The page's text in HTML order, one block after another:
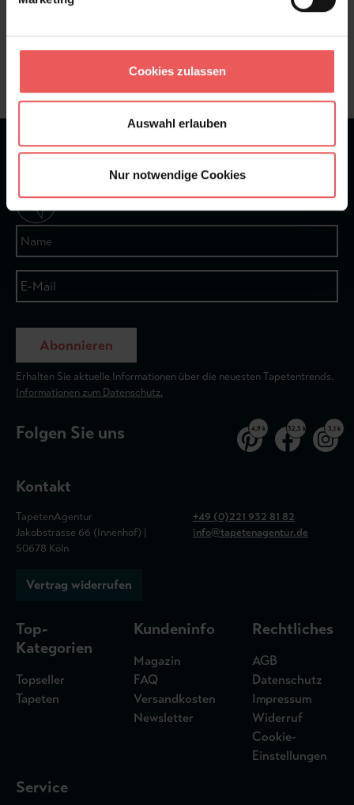
Cookies zulassen
Auswahl erlauben
Nur notwendige Cookies
+49 (0)221 932 81 82
★★★★★Bei 1245 Bewertungen
Newsletter
Abonnieren
Erhalten Sie aktuelle Informationen über die neuesten Tapetentrends.
Informationen zum Datenschutz.
Folgen Sie uns 4,9 k 32,5 k 3,1 k
Kontakt
TapetenAgentur
Jakobstrasse 66 (Innenhof) |
50678 Köln
+49 (0)221 932 81 82
info@tapetenagentur.de
Vertrag widerrufen
Top-
Kategorien
Topseller
Tapeten
Kundeninfo
Magazin
FAQ
Versandkosten
Newsletter
Rechtliches
AGB
Datenschutz
Impressum
Widerruf
Cookie-
Einstellungen
Service